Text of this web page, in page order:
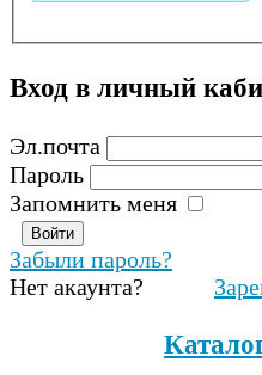
Вход в личный
Эл.почта
Пароль
Запомнить меня
Забыли пароль?
Нет акаунта?